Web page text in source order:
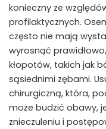
konieczny ze
profilaktycznych.
często nie mają
wyrosnąć
kłopotów, takich jak
sąsiednimi zębami.
chirurgiczną, która,
może budzić obawy,
znieczuleniu i